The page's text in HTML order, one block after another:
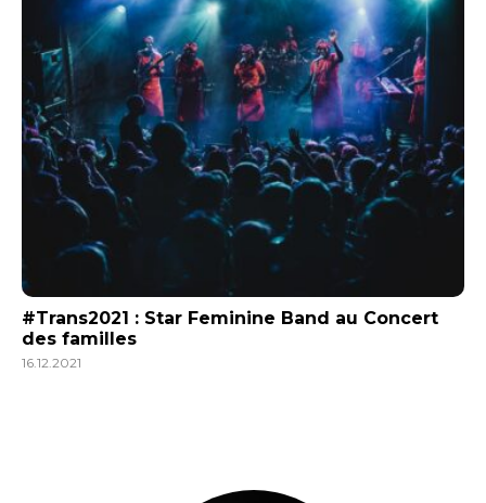
#Trans2021 : Star Feminine Band au Concert
des familles
16.12.2021